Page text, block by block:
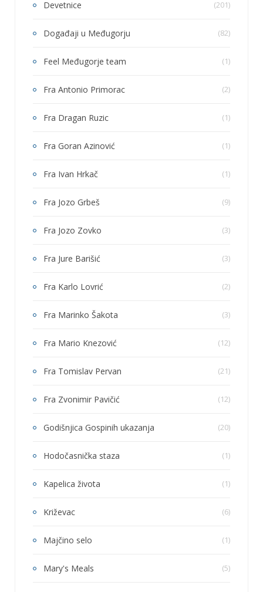
Devetnice (201)
Događaji u Međugorju (82)
Feel Međugorje team (1)
Fra Antonio Primorac (2)
Fra Dragan Ruzic (1)
Fra Goran Azinović (1)
Fra Ivan Hrkač (1)
Fra Jozo Grbeš (9)
Fra Jozo Zovko (3)
Fra Jure Barišić (3)
Fra Karlo Lovrić (2)
Fra Marinko Šakota (3)
Fra Mario Knezović (12)
Fra Tomislav Pervan (21)
Fra Zvonimir Pavičić (12)
Godišnjica Gospinih ukazanja (20)
Hodočasnička staza (1)
Kapelica života (1)
Križevac (6)
Majčino selo (1)
Mary's Meals (5)